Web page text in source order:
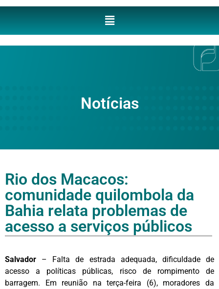
Notícias
Rio dos Macacos:
comunidade quilombola da
Bahia relata problemas de
acesso a serviços públicos
Salvador – Falta de estrada adequada, dificuldade de
acesso a políticas públicas, risco de rompimento de
barragem. Em reunião na terça-feira (6), moradores da